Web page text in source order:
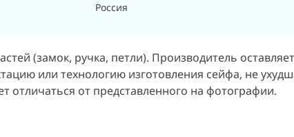
Россия
(замок, ручка, петли). Производитель
или технологию изготовления сейфа, не
отличаться от представленного на фотографии.